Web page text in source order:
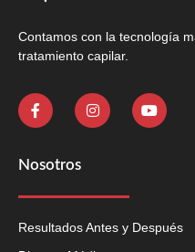
Contamos con la tecnología
tratamiento capilar.
Nosotros
Resultados Antes y Después